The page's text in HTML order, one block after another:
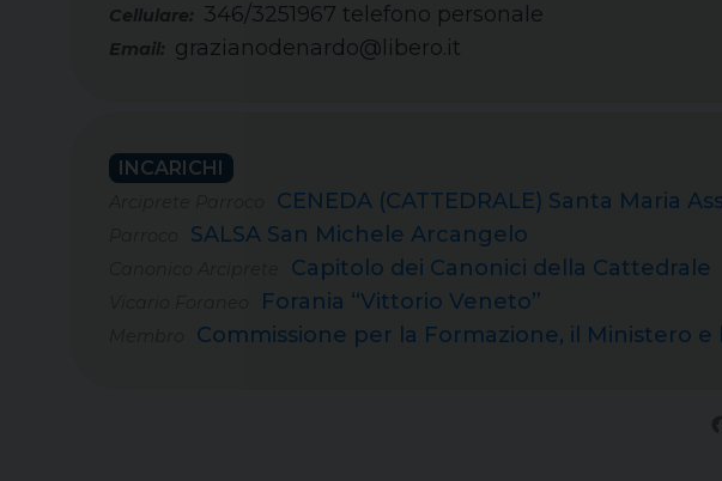
Cellulare: 346/3251967 telefono personale
Email: grazianodenardo@libero.it
INCARICHI
CENEDA (CATTEDRALE) Santa Maria
SALSA San Michele Arcangelo
Capitolo dei Canonici della Cattedrale
Forania “Vittorio Veneto”
Commissione per la Formazione, il Ministero